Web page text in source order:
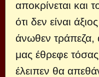
αποκρίνεται και
ότι δεν είναι
άνωθεν τράπεζα,
μας έθρεφε
έλειπεν θα